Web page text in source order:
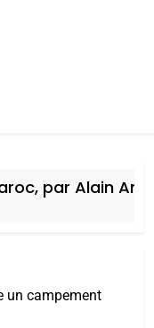
par Alain Amiel
un campement